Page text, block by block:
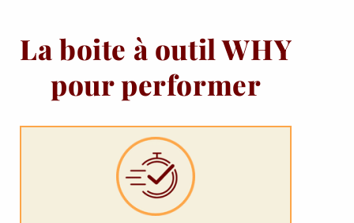
La boite à outil WHY
pour performer